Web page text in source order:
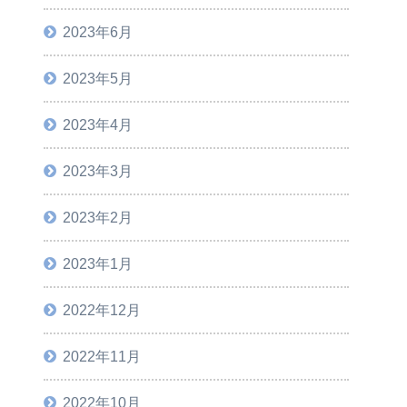
2023年6月
2023年5月
2023年4月
2023年3月
2023年2月
2023年1月
2022年12月
2022年11月
2022年10月